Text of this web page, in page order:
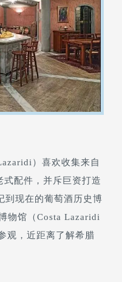
）喜欢收集来自
配件，并斥巨资打造
到现在的葡萄酒历史博
物馆（Costa Lazaridi
观，近距离了解希腊